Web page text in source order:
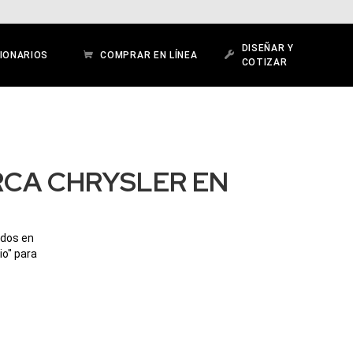
COMPRAR EN LÍNEA
DISEÑAR Y
COTIZAR
CHRYSLER EN
en
para